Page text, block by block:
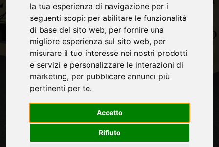
la tua esperienza di navigazione per i
seguenti scopi: per abilitare le funzionalità
di base del sito web, per fornire una
migliore esperienza sul sito web, per
misurare il tuo interesse nei nostri prodotti
e servizi e personalizzare le interazioni di
marketing, per pubblicare annunci più
pertinenti per te.
Accetto
Rifiuto